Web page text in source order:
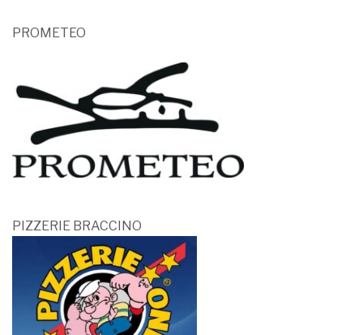
PROMETEO
PIZZERIE BRACCINO